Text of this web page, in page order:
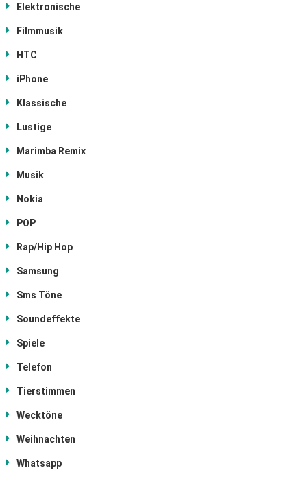
Elektronische
Filmmusik
HTC
iPhone
Klassische
Lustige
Marimba Remix
Musik
Nokia
POP
Rap/Hip Hop
Samsung
Sms Töne
Soundeffekte
Spiele
Telefon
Tierstimmen
Wecktöne
Weihnachten
Whatsapp